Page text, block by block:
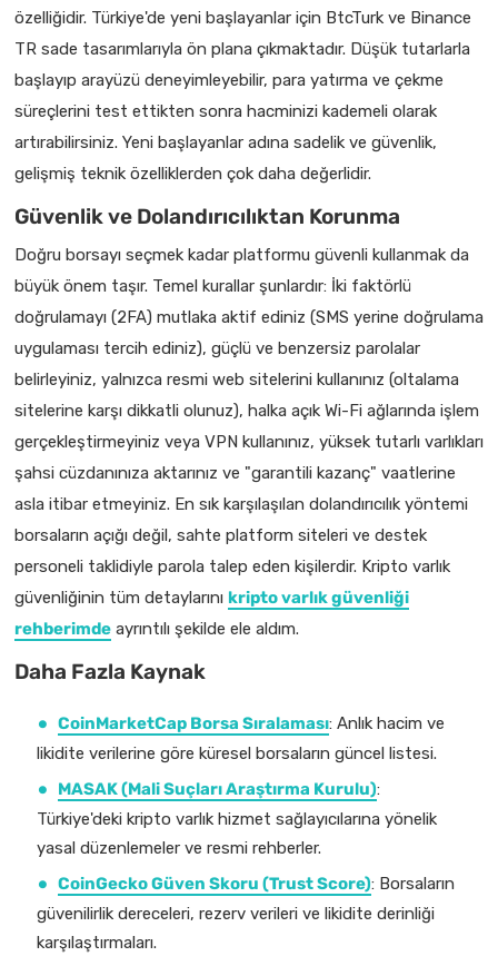
özelliğidir. Türkiye'de yeni başlayanlar için BtcTurk ve Binance
TR sade tasarımlarıyla ön plana çıkmaktadır. Düşük tutarlarla
başlayıp arayüzü deneyimleyebilir, para yatırma ve çekme
süreçlerini test ettikten sonra hacminizi kademeli olarak
artırabilirsiniz. Yeni başlayanlar adına sadelik ve güvenlik,
gelişmiş teknik özelliklerden çok daha değerlidir.
Güvenlik ve Dolandırıcılıktan Korunma
Doğru borsayı seçmek kadar platformu güvenli kullanmak da
büyük önem taşır. Temel kurallar şunlardır: İki faktörlü
doğrulamayı (2FA) mutlaka aktif ediniz (SMS yerine doğrulama
uygulaması tercih ediniz), güçlü ve benzersiz parolalar
belirleyiniz, yalnızca resmi web sitelerini kullanınız (oltalama
sitelerine karşı dikkatli olunuz), halka açık Wi-Fi ağlarında işlem
gerçekleştirmeyiniz veya VPN kullanınız, yüksek tutarlı varlıkları
şahsi cüzdanınıza aktarınız ve "garantili kazanç" vaatlerine
asla itibar etmeyiniz. En sık karşılaşılan dolandırıcılık yöntemi
borsaların açığı değil, sahte platform siteleri ve destek
personeli taklidiyle parola talep eden kişilerdir. Kripto varlık
güvenliğinin tüm detaylarını kripto varlık güvenliği
rehberimde ayrıntılı şekilde ele aldım.
Daha Fazla Kaynak
CoinMarketCap Borsa Sıralaması: Anlık hacim ve
likidite verilerine göre küresel borsaların güncel listesi.
MASAK (Mali Suçları Araştırma Kurulu):
Türkiye'deki kripto varlık hizmet sağlayıcılarına yönelik
yasal düzenlemeler ve resmi rehberler.
CoinGecko Güven Skoru (Trust Score): Borsaların
güvenilirlik dereceleri, rezerv verileri ve likidite derinliği
karşılaştırmaları.